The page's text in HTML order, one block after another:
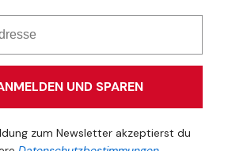
UND SPAREN
zum Newsletter akzeptierst du